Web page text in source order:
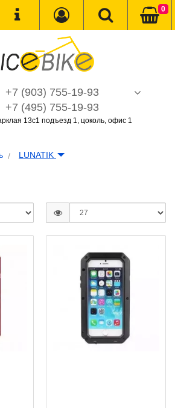
+7 (903) 755-19-93
+7 (495) 755-19-93
13с1 подъезд 1, цоколь, офис 1
0
LUNATIK